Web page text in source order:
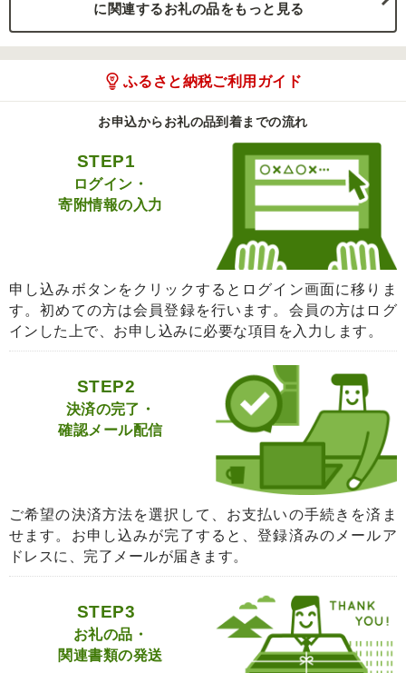
に関連するお礼の品をもっと見る
ふるさと納税ご利用ガイド
お申込からお礼の品到着までの流れ
STEP1
ログイン・
寄附情報の入力
申し込みボタンをクリックするとログイン画面に移りま
す。初めての方は会員登録を行います。会員の方はログ
インした上で、お申し込みに必要な項目を入力します。
STEP2
決済の完了・
確認メール配信
ご希望の決済方法を選択して、お支払いの手続きを済ま
せます。お申し込みが完了すると、登録済みのメールア
ドレスに、完了メールが届きます。
STEP3
お礼の品・
関連書類の発送